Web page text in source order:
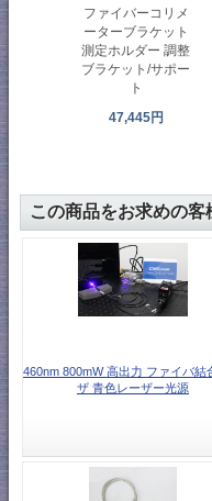
ファイバーコリメ
ーターブラケット
測定ホルダー 調整
ブラケット/サポー
ト
47,445円
この商品をお求めの客
460nm 800mW 高出力 ファイバ結
ザ 青色レーザー光源